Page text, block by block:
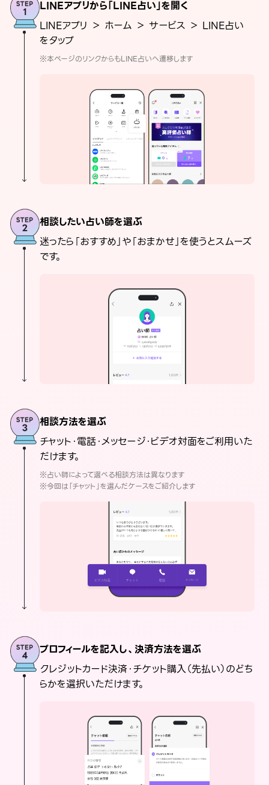
LINEアプリから「LINE占い」を開く
LINEアプリ ＞ ホーム ＞ サービス ＞ LINE占い
をタップ
※本ページのリンクからもLINE占いへ遷移します
相談したい占い師を選ぶ
迷ったら「おすすめ」や「おまかせ」を使うとスムーズ
です。
相談方法を選ぶ
チャット・電話・メッセージ・ビデオ対面をご利用いた
だけます。
※占い師によって選べる相談方法は異なります
※今回は「チャット」を選んだケースをご紹介します
プロフィールを記入し、決済方法を選ぶ
クレジットカード決済・チケット購入（先払い）のどち
らかを選択いただけます。